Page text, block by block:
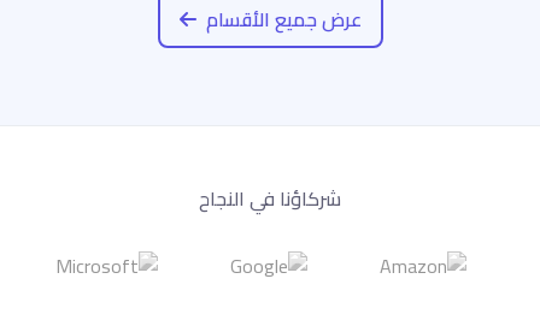
عرض جميع الأقسام
شركاؤنا في النجاح